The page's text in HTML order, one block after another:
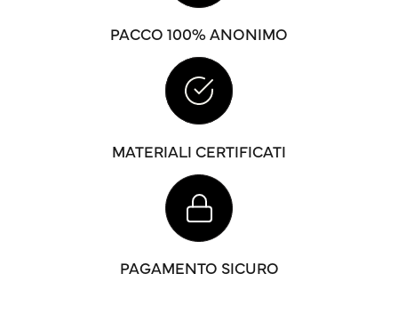
PACCO 100% ANONIMO
MATERIALI CERTIFICATI
PAGAMENTO SICURO